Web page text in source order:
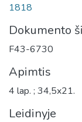
1818
Dokumento
F43-6730
Apimtis
4 lap. ; 34,5x21.
Leidinyje